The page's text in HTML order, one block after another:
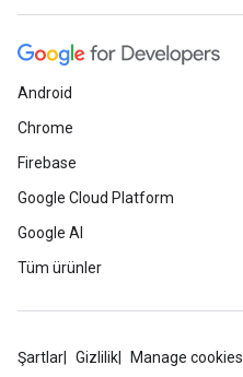
Android
Chrome
Firebase
Google Cloud Platform
Google AI
Tüm ürünler
Şartlar Gizlilik Manage cookies